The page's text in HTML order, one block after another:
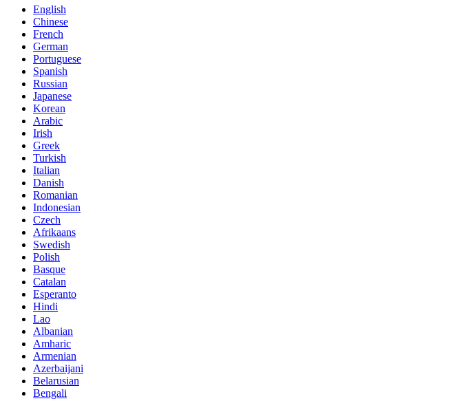
English
Chinese
French
German
Portuguese
Spanish
Russian
Japanese
Korean
Arabic
Irish
Greek
Turkish
Italian
Danish
Romanian
Indonesian
Czech
Afrikaans
Swedish
Polish
Basque
Catalan
Esperanto
Hindi
Lao
Albanian
Amharic
Armenian
Azerbaijani
Belarusian
Bengali